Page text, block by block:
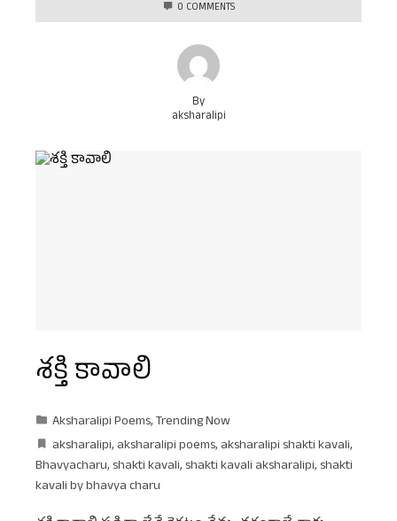
0 COMMENTS
By
aksharalipi
శక్తి కావాలి
Aksharalipi Poems,Trending Now
aksharalipi, aksharalipi poems, aksharalipi shakti kavali,
Bhavyacharu, shakti kavali, shakti kavali aksharalipi, shakti
kavali by bhavya charu